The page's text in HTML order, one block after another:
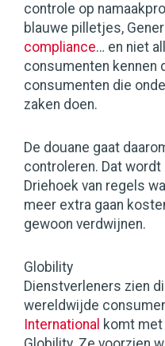
controle op
blauwe pilletjes,
compliance… en niet
consumenten kennen
consumenten die
zaken doen.
De douane gaat
controleren. Dat
Driehoek van regels
meer extra gaan
gewoon verdwijnen.
Globility
Dienstverleners zien
wereldwijde
International komt